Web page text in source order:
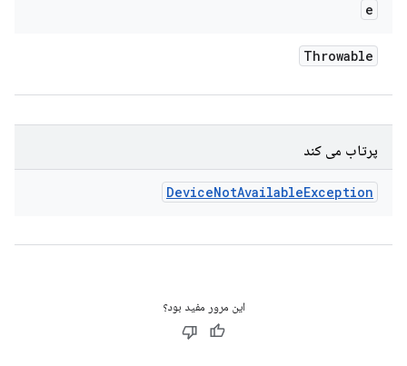
e
Throwable
پرتاب می کند
DeviceNotAvailableException
این مرور مفید بود؟